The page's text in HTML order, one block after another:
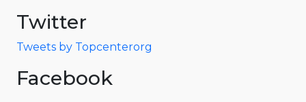
Twitter
Tweets by Topcenterorg
Facebook